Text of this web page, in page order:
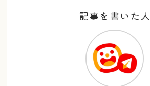
記事を書いた人